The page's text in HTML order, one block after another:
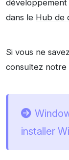
développement
dans le Hub de
Si vous ne
consultez notre
installer